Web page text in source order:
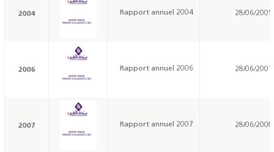
2004 Rapport annuel 2004 28/06/2005
2006 Rapport annuel 2006 28/06/2007
2007 Rapport annuel 2007 28/06/2008